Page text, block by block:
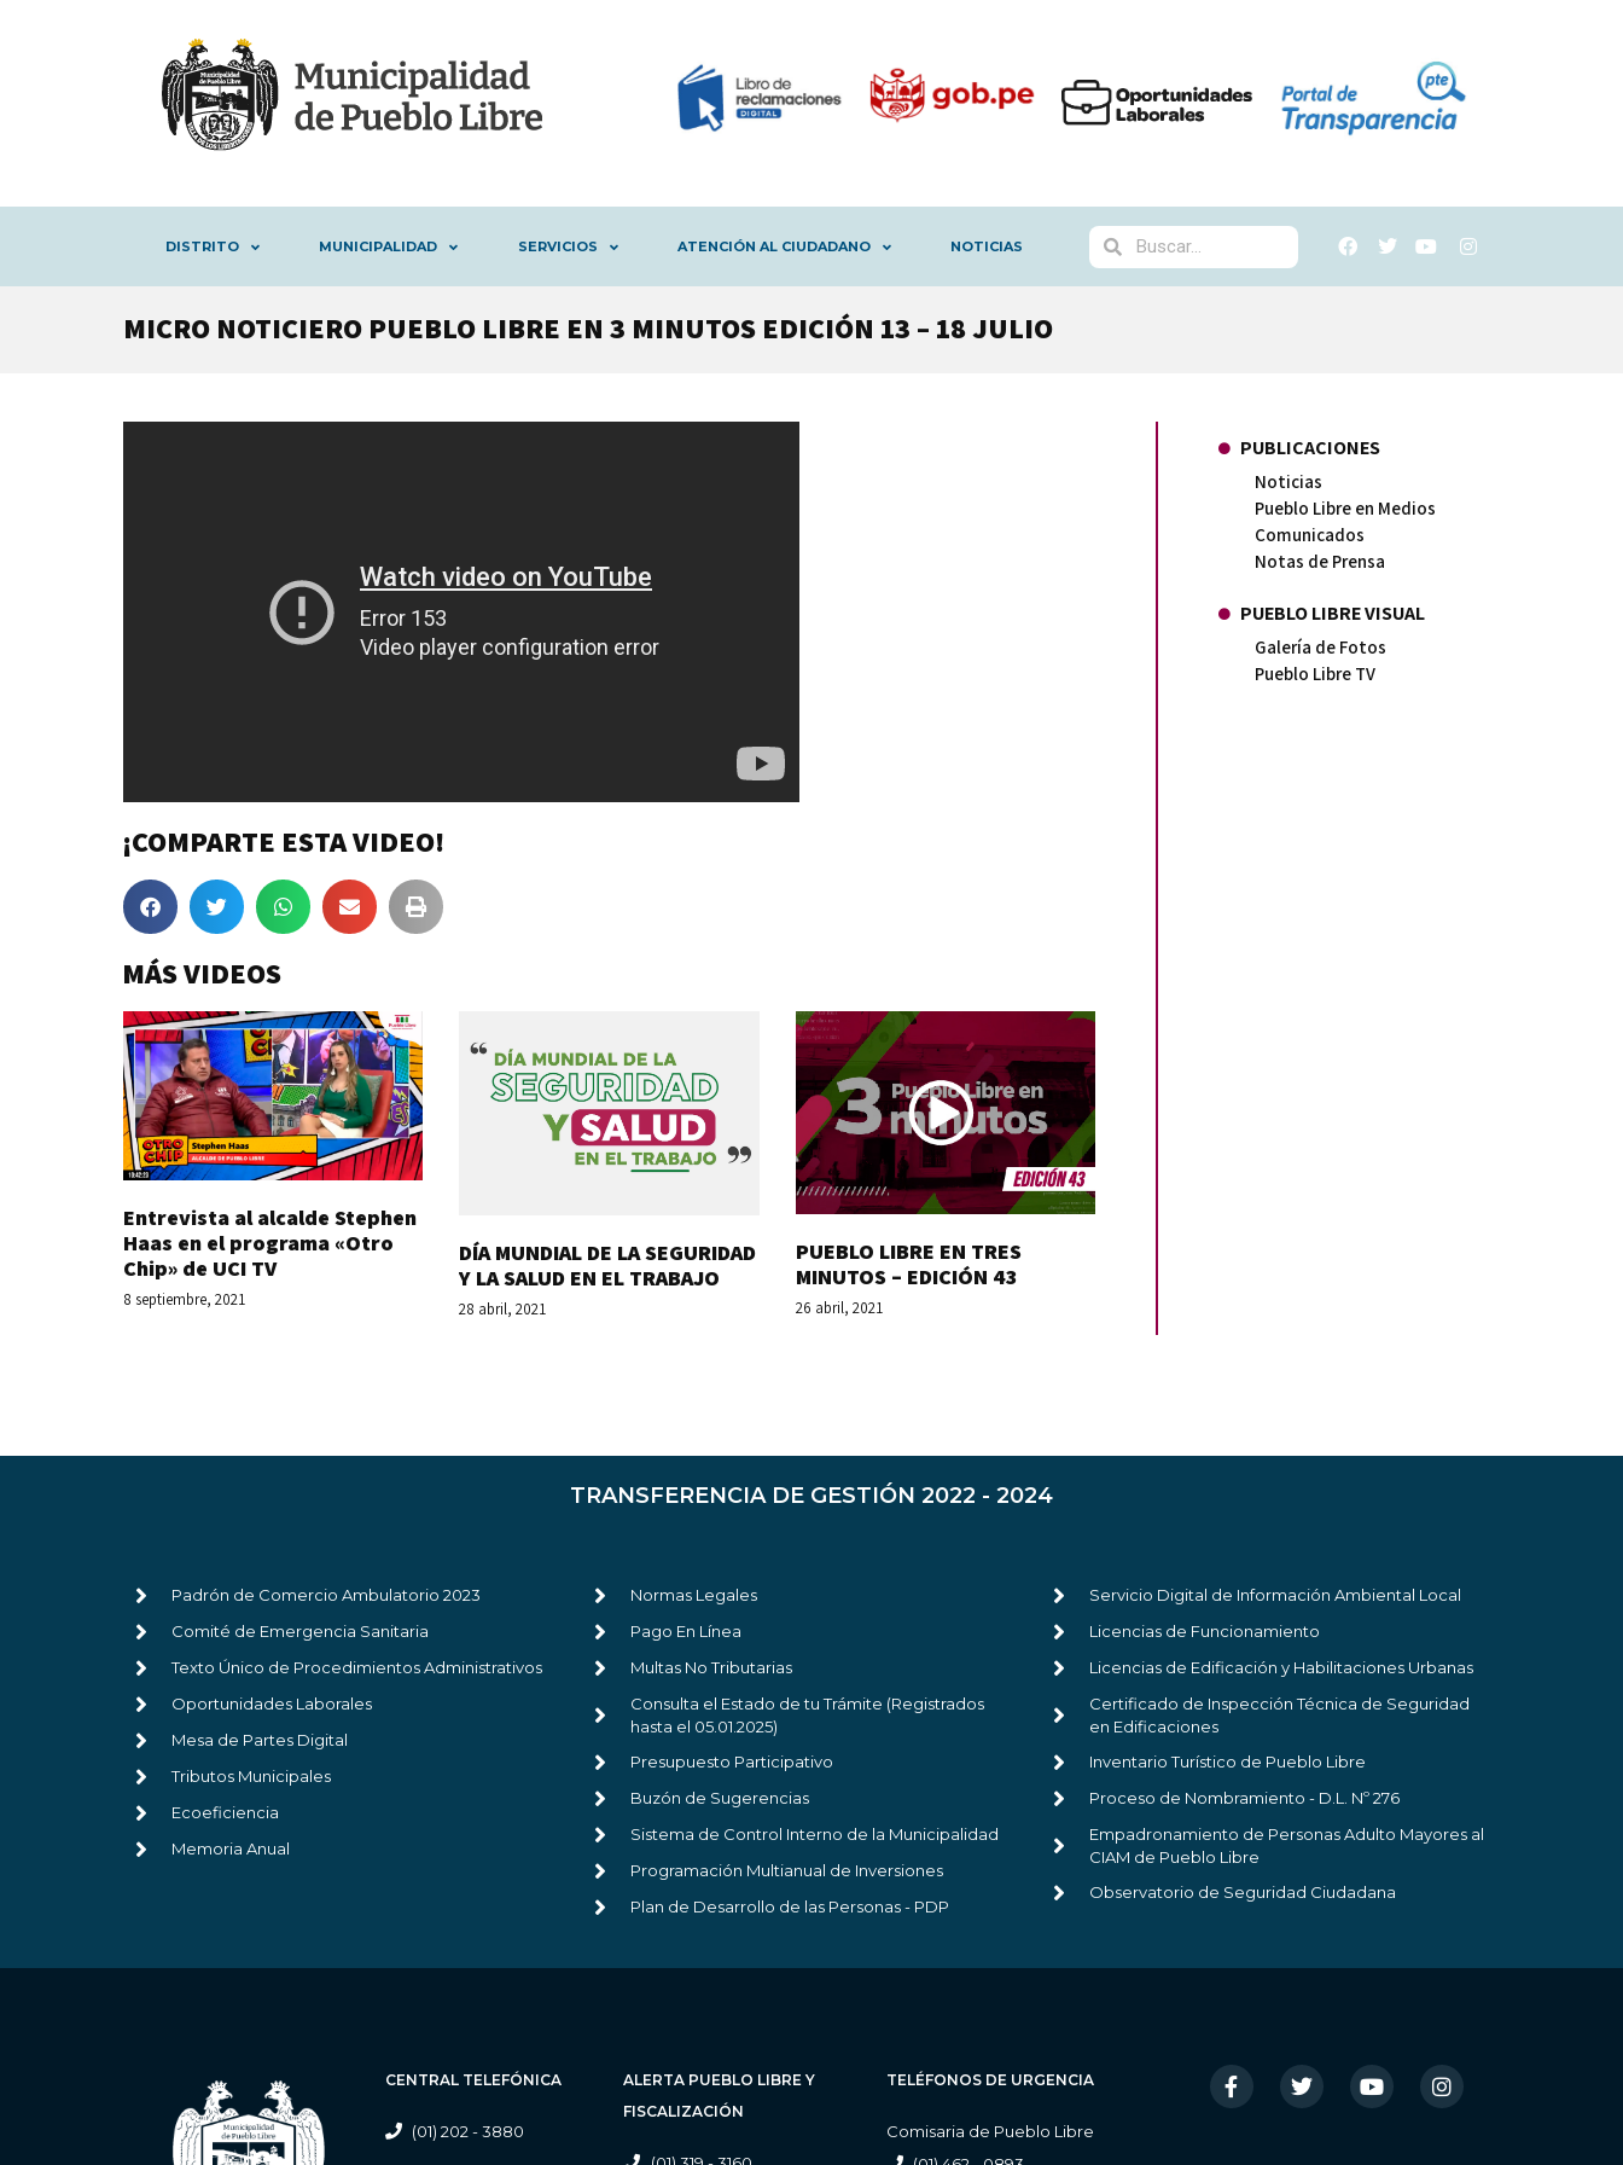
DISTRITO MUNICIPALIDAD SERVICIOS ATENCIÓN AL CIUDADANO NOTICIAS
MICRO NOTICIERO PUEBLO LIBRE EN 3 MINUTOS EDICIÓN 13 – 18 JULIO
¡COMPARTE ESTA VIDEO!
MÁS VIDEOS
Entrevista al alcalde Stephen
Haas en el programa «Otro
Chip» de UCI TV
8 septiembre, 2021
DÍA MUNDIAL DE LA SEGURIDAD
Y LA SALUD EN EL TRABAJO
28 abril, 2021
PUEBLO LIBRE EN TRES
MINUTOS – EDICIÓN 43
26 abril, 2021
PUBLICACIONES
Noticias
Pueblo Libre en Medios
Comunicados
Notas de Prensa
PUEBLO LIBRE VISUAL
Galería de Fotos
Pueblo Libre TV
TRANSFERENCIA DE GESTIÓN 2022 - 2024
Padrón de Comercio Ambulatorio 2023
Comité de Emergencia Sanitaria
Texto Único de Procedimientos Administrativos
Oportunidades Laborales
Mesa de Partes Digital
Tributos Municipales
Ecoeficiencia
Memoria Anual
Normas Legales
Pago En Línea
Multas No Tributarias
Consulta el Estado de tu Trámite (Registrados
hasta el 05.01.2025)
Presupuesto Participativo
Buzón de Sugerencias
Sistema de Control Interno de la Municipalidad
Programación Multianual de Inversiones
Plan de Desarrollo de las Personas - PDP
Servicio Digital de Información Ambiental Local
Licencias de Funcionamiento
Licencias de Edificación y Habilitaciones Urbanas
Certificado de Inspección Técnica de Seguridad
en Edificaciones
Inventario Turístico de Pueblo Libre
Proceso de Nombramiento - D.L. Nº 276
Empadronamiento de Personas Adulto Mayores al
CIAM de Pueblo Libre
Observatorio de Seguridad Ciudadana
CENTRAL TELEFÓNICA
(01) 202 - 3880
ALERTA PUEBLO LIBRE Y
FISCALIZACIÓN
TELÉFONOS DE URGENCIA
Comisaria de Pueblo Libre